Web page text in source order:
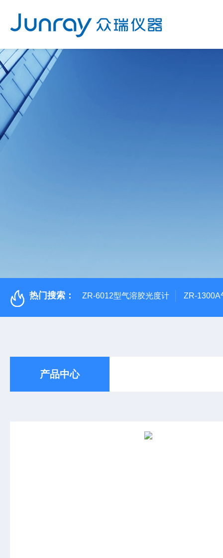
热门搜索： ZR-6012型气溶胶光度计 ZR-1300A
产品中心